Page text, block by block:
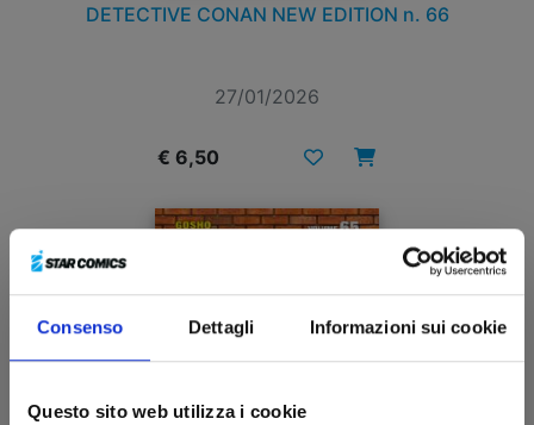
Consenso Dettagli Informazioni sui cookie
Questo sito web utilizza i cookie
DETECTIVE CONAN NEW EDITION n. 66
27/01/2026
€ 6,50